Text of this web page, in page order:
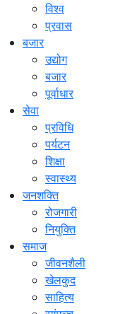
विश्व
प्रवास
बजार
उद्योग
बजार
पूर्वाधार
सेवा
प्रविधि
पर्यटन
शिक्षा
स्वास्थ्य
जनशक्ति
रोजगारी
नियुक्ति
समाज
जीवनशैली
खेलकुद
साहित्य